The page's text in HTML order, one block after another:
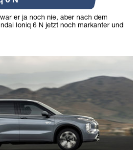
er ja noch nie, aber nach dem
Ioniq 6 N jetzt noch markanter und